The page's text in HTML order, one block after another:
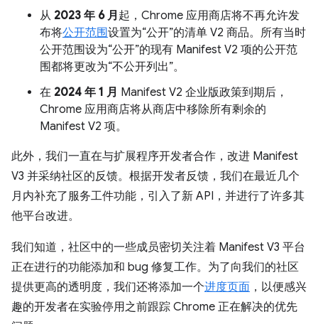
从 2023 年 6 月 起，Chrome 应用商店将不再允许发
布将公开范围设置为“公开”的清单 V2 商品。所有当时
公开范围设为“公开”的现有 Manifest V2 项的公开范
围都将更改为“不公开列出”。
在 2024 年 1 月 Manifest V2 企业版政策到期后，
Chrome 应用商店将从商店中移除所有剩余的
Manifest V2 项。
此外，我们一直在与扩展程序开发者合作，改进 Manifest
V3 并采纳社区的反馈。根据开发者反馈，我们在最近几个
月内补充了服务工件功能，引入了新 API，并进行了许多其
他平台改进。
我们知道，社区中的一些成员密切关注着 Manifest V3 平台
正在进行的功能添加和 bug 修复工作。为了向我们的社区
提供更高的透明度，我们还将添加一个进度页面 ，以便感兴
趣的开发者在实验停用之前跟踪 Chrome 正在解决的优先